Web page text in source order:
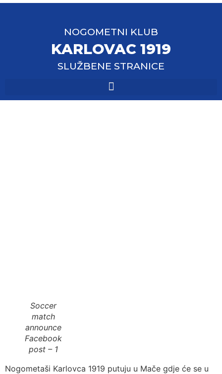
NOGOMETNI KLUB
KARLOVAC 1919
SLUŽBENE STRANICE
Soccer
match
announce
Facebook
post – 1
Nogometaši Karlovca 1919 putuju u Mače gdje će se u